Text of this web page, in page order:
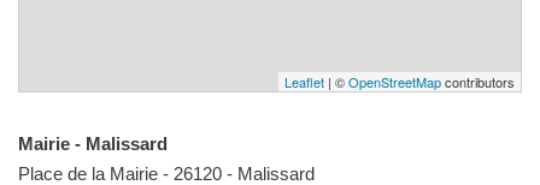
Leaflet | ©OpenStreetMapcontributors
Mairie - Malissard
Place de la Mairie - 26120 - Malissard